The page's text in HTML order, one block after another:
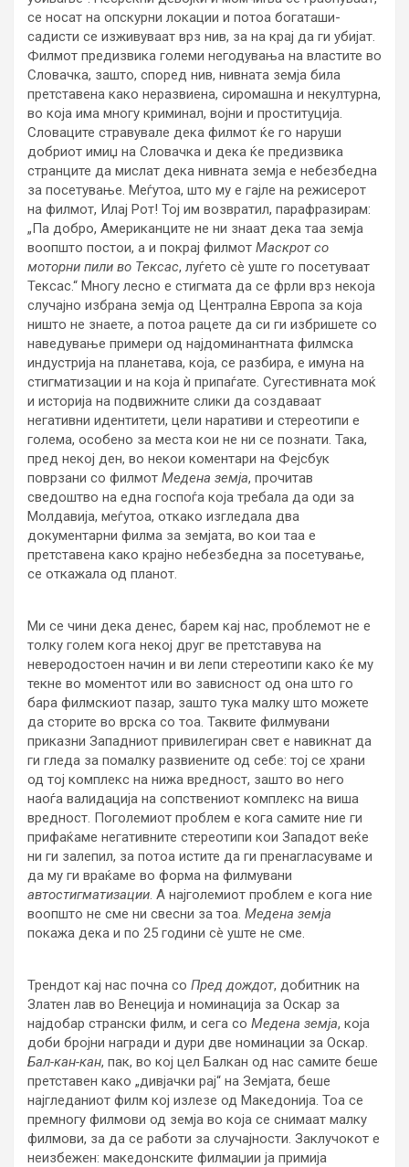
се носат на опскурни локации и потоа богаташи-
садисти се изживуваат врз нив, за на крај да ги убијат.
Филмот предизвика големи негодувања на властите во
Словачка, зашто, според нив, нивната земја била
претставена како неразвиена, сиромашна и некултурна,
во која има многу криминал, војни и проституција.
Словаците стравувале дека филмот ќе го наруши
добриот имиџ на Словачка и дека ќе предизвика
странците да мислат дека нивната земја е небезбедна
за посетување. Меѓутоа, што му е гајле на режисерот
на филмот, Илај Рот! Тој им возвратил, парафразирам:
„Па добро, Американците не ни знаат дека таа земја
воопшто постои, а и покрај филмот Маскрот со
моторни пили во Тексас, луѓето сè уште го посетуваат
Тексас.“ Многу лесно е стигмата да се фрли врз некоја
случајно избрана земја од Централна Европа за која
ништо не знаете, а потоа рацете да си ги избришете со
наведување примери од најдоминантната филмска
индустрија на планетава, која, се разбира, е имуна на
стигматизации и на која ѝ припаѓате. Сугестивната моќ
и историја на подвижните слики да создаваат
негативни идентитети, цели наративи и стереотипи е
голема, особено за места кои не ни се познати. Така,
пред некој ден, во некои коментари на Фејсбук
поврзани со филмот Медена земја, прочитав
сведоштво на една госпоѓа која требала да оди за
Молдавија, меѓутоа, откако изгледала два
документарни филма за земјата, во кои таа е
претставена како крајно небезбедна за посетување,
се откажала од планот.
Ми се чини дека денес, барем кај нас, проблемот не е
толку голем кога некој друг ве претставува на
неверодостоен начин и ви лепи стереотипи како ќе му
текне во моментот или во зависност од она што го
бара филмскиот пазар, зашто тука малку што можете
да сторите во врска со тоа. Таквите филмувани
приказни Западниот привилегиран свет е навикнат да
ги гледа за помалку развиените од себе: тој се храни
од тој комплекс на нижа вредност, зашто во него
наоѓа валидација на сопствениот комплекс на виша
вредност. Поголемиот проблем е кога самите ние ги
прифаќаме негативните стереотипи кои Западот веќе
ни ги залепил, за потоа истите да ги пренагласуваме и
да му ги враќаме во форма на филмувани
автостигматизации. А најголемиот проблем е кога ние
воопшто не сме ни свесни за тоа. Медена земја
покажа дека и по 25 години сè уште не сме.
Трендот кај нас почна со Пред дождот, добитник на
Златен лав во Венеција и номинација за Оскар за
најдобар странски филм, и сега со Медена земја, која
доби бројни награди и дури две номинации за Оскар.
Бал-кан-кан, пак, во кој цел Балкан од нас самите беше
претставен како „дивјачки рај“ на Земјата, беше
најгледаниот филм кој излезе од Македонија. Тоа се
премногу филмови од земја во која се снимаат малку
филмови, за да се работи за случајности. Заклучокот е
неизбежен: македонските филмаџии ја примија